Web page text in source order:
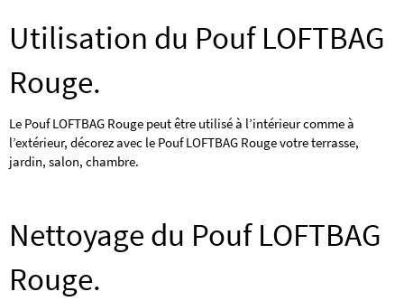
Utilisation du Pouf LOFTBAG
Rouge.
Le Pouf LOFTBAG Rouge peut être utilisé à l’intérieur comme à
l’extérieur, décorez avec le Pouf LOFTBAG Rouge votre terrasse,
jardin, salon, chambre.
Nettoyage du Pouf LOFTBAG
Rouge.